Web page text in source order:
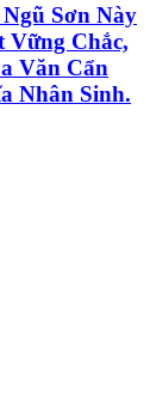
Sơn Này
Vững Chắc,
Văn Cẩn
Nhân Sinh.